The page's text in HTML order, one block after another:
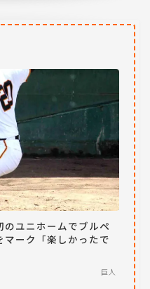
のユニホームでブルペ
ーク「楽しかったで
巨人